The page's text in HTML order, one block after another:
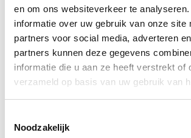
en om ons websiteverkeer te
informatie over uw gebruik van onze site
partners voor social media, adverteren
partners kunnen deze gegevens
informatie die u aan ze heeft verstrekt of
verzameld op basis van uw gebruik van
Noodzakelijk
Verfkrabber | Allbäck | Peltenburg
€9,40